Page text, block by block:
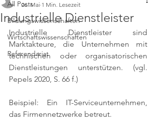
All Posts
Bildungswissenschaften
Wirtschaftswissenschaften
Referendariat
Industrielle Dienstleister
26. Mai 1 Min. Lesezeit
Industrielle Dienstleister sind
Marktakteure, die Unternehmen mit
technischen oder organisatorischen
Dienstleistungen unterstützen. (vgl.
Pepels 2020, S. 66 f.)
Beispiel: Ein IT-Serviceunternehmen,
das Firmennetzwerke betreut.